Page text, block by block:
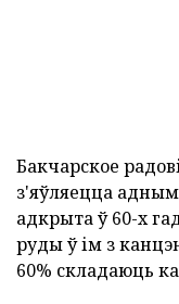
Бакчарское
з'яўляецца
адкрыта ў 60-х
руды ў ім з
60% складаюць